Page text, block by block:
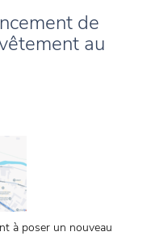
de
au
à poser un nouveau